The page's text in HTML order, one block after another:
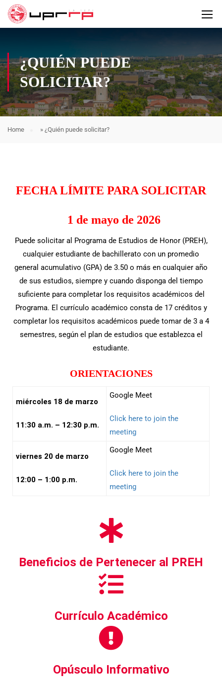
¿QUIÉN PUEDE
SOLICITAR?
Home » ¿Quién puede solicitar?
FECHA LÍMITE PARA SOLICITAR
1 de mayo de 2026
Puede solicitar al Programa de Estudios de Honor (PREH),
cualquier estudiante de bachillerato con un promedio
general acumulativo (GPA) de 3.50 o más en cualquier año
de sus estudios, siempre y cuando disponga del tiempo
suficiente para completar los requisitos académicos del
Programa. El currículo académico consta de 17 créditos y
completar los requisitos académicos puede tomar de 3 a 4
semestres, según el plan de estudios que establezca el
estudiante.
ORIENTACIONES
miércoles 18 de marzo
11:30 a.m. – 12:30 p.m.
Google Meet
Click here to join the
meeting
viernes 20 de marzo
12:00 – 1:00 p.m.
Google Meet
Click here to join the
meeting
Beneficios de Pertenecer al PREH
Currículo Académico
Opúsculo Informativo